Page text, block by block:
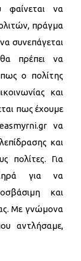
φαίνεται να
πράγμα
συνεπάγεται
πρέπει να
ο πολίτης
και
πως έχουμε
να
και
πολίτες. Για
για να
και
Με γνώμονα
αντλήσαμε,